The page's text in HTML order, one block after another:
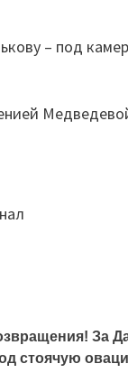
– под
За
стоячую